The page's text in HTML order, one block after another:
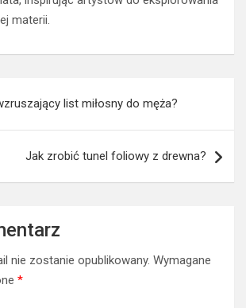
nie zostanie opublikowany.